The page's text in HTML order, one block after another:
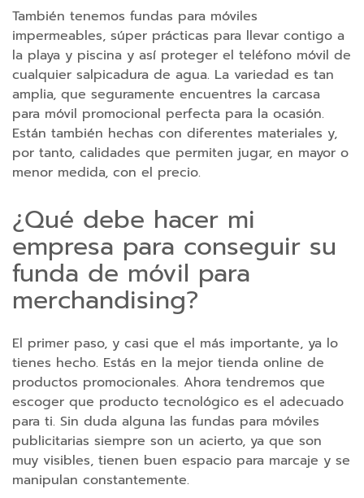
R
a
t
o
n
e
s
u
n
t
e
r
s
l
á
s
e
r
p
e
También tenemos fundas para móviles
impermeables, súper prácticas para llevar contigo a
la playa y piscina y así proteger el teléfono móvil de
cualquier salpicadura de agua. La variedad es tan
amplia, que seguramente encuentres la carcasa
para móvil promocional perfecta para la ocasión.
Están también hechas con diferentes materiales y,
por tanto, calidades que permiten jugar, en mayor o
menor medida, con el precio.
¿Qué debe hacer mi
empresa para conseguir su
funda de móvil para
merchandising?
El primer paso, y casi que el más importante, ya lo
tienes hecho. Estás en la mejor tienda online de
productos promocionales. Ahora tendremos que
escoger que producto tecnológico es el adecuado
para ti. Sin duda alguna las fundas para móviles
publicitarias siempre son un acierto, ya que son
muy visibles, tienen buen espacio para marcaje y se
manipulan constantemente.